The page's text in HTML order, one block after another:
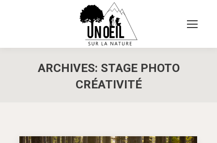
ARCHIVES: STAGE PHOTO
CRÉATIVITÉ